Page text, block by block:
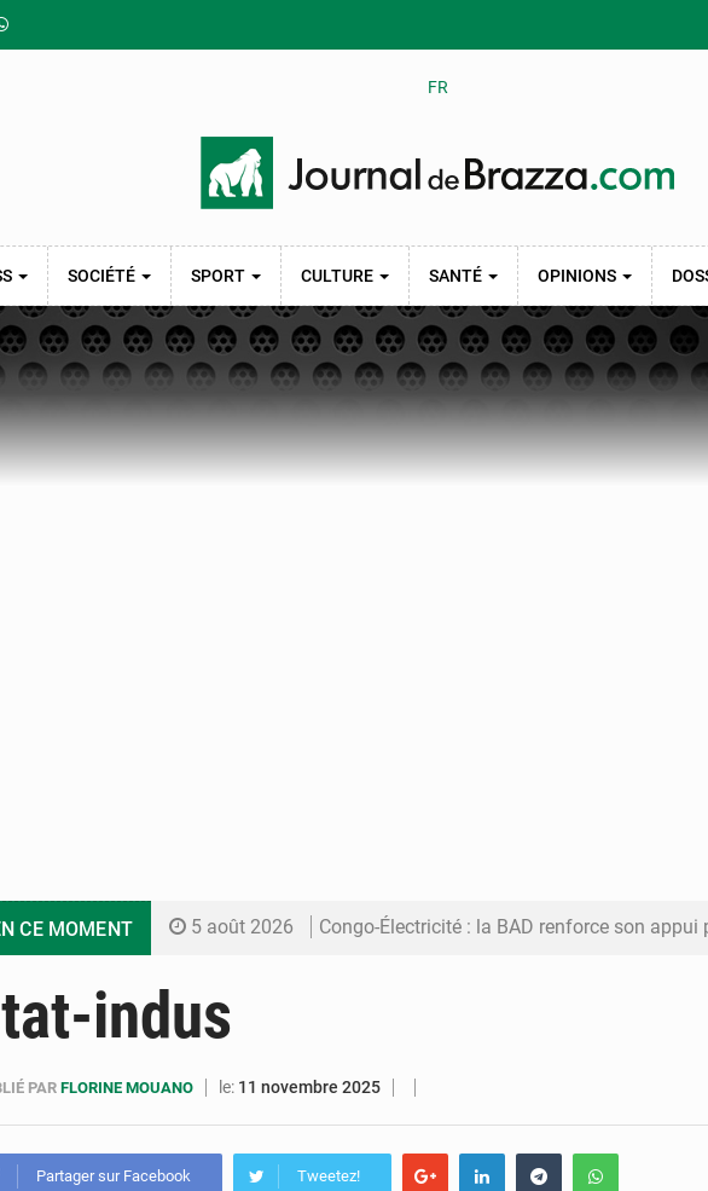
FR
SOCIÉTÉ SPORT CULTURE SANTÉ OPINIONS
CE MOMENT 5 août 2026 Congo-Électricité : la BAD renforce son appui pour
5 août 2026
5 août 2026 Compétitions africaines : la CAF ferme la porte à l’AC
indus
PAR FLORINE MOUANO le: 11 novembre 2025
Partager sur Facebook Tweetez!